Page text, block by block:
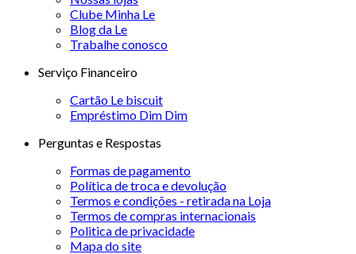
Clube Minha Le
Blog da Le
Trabalhe conosco
Serviço Financeiro
Cartão Le biscuit
Empréstimo Dim Dim
Perguntas e Respostas
Formas de pagamento
Política de troca e devolução
Termos e condições - retirada na Loja
Termos de compras internacionais
Politica de privacidade
Mapa do site